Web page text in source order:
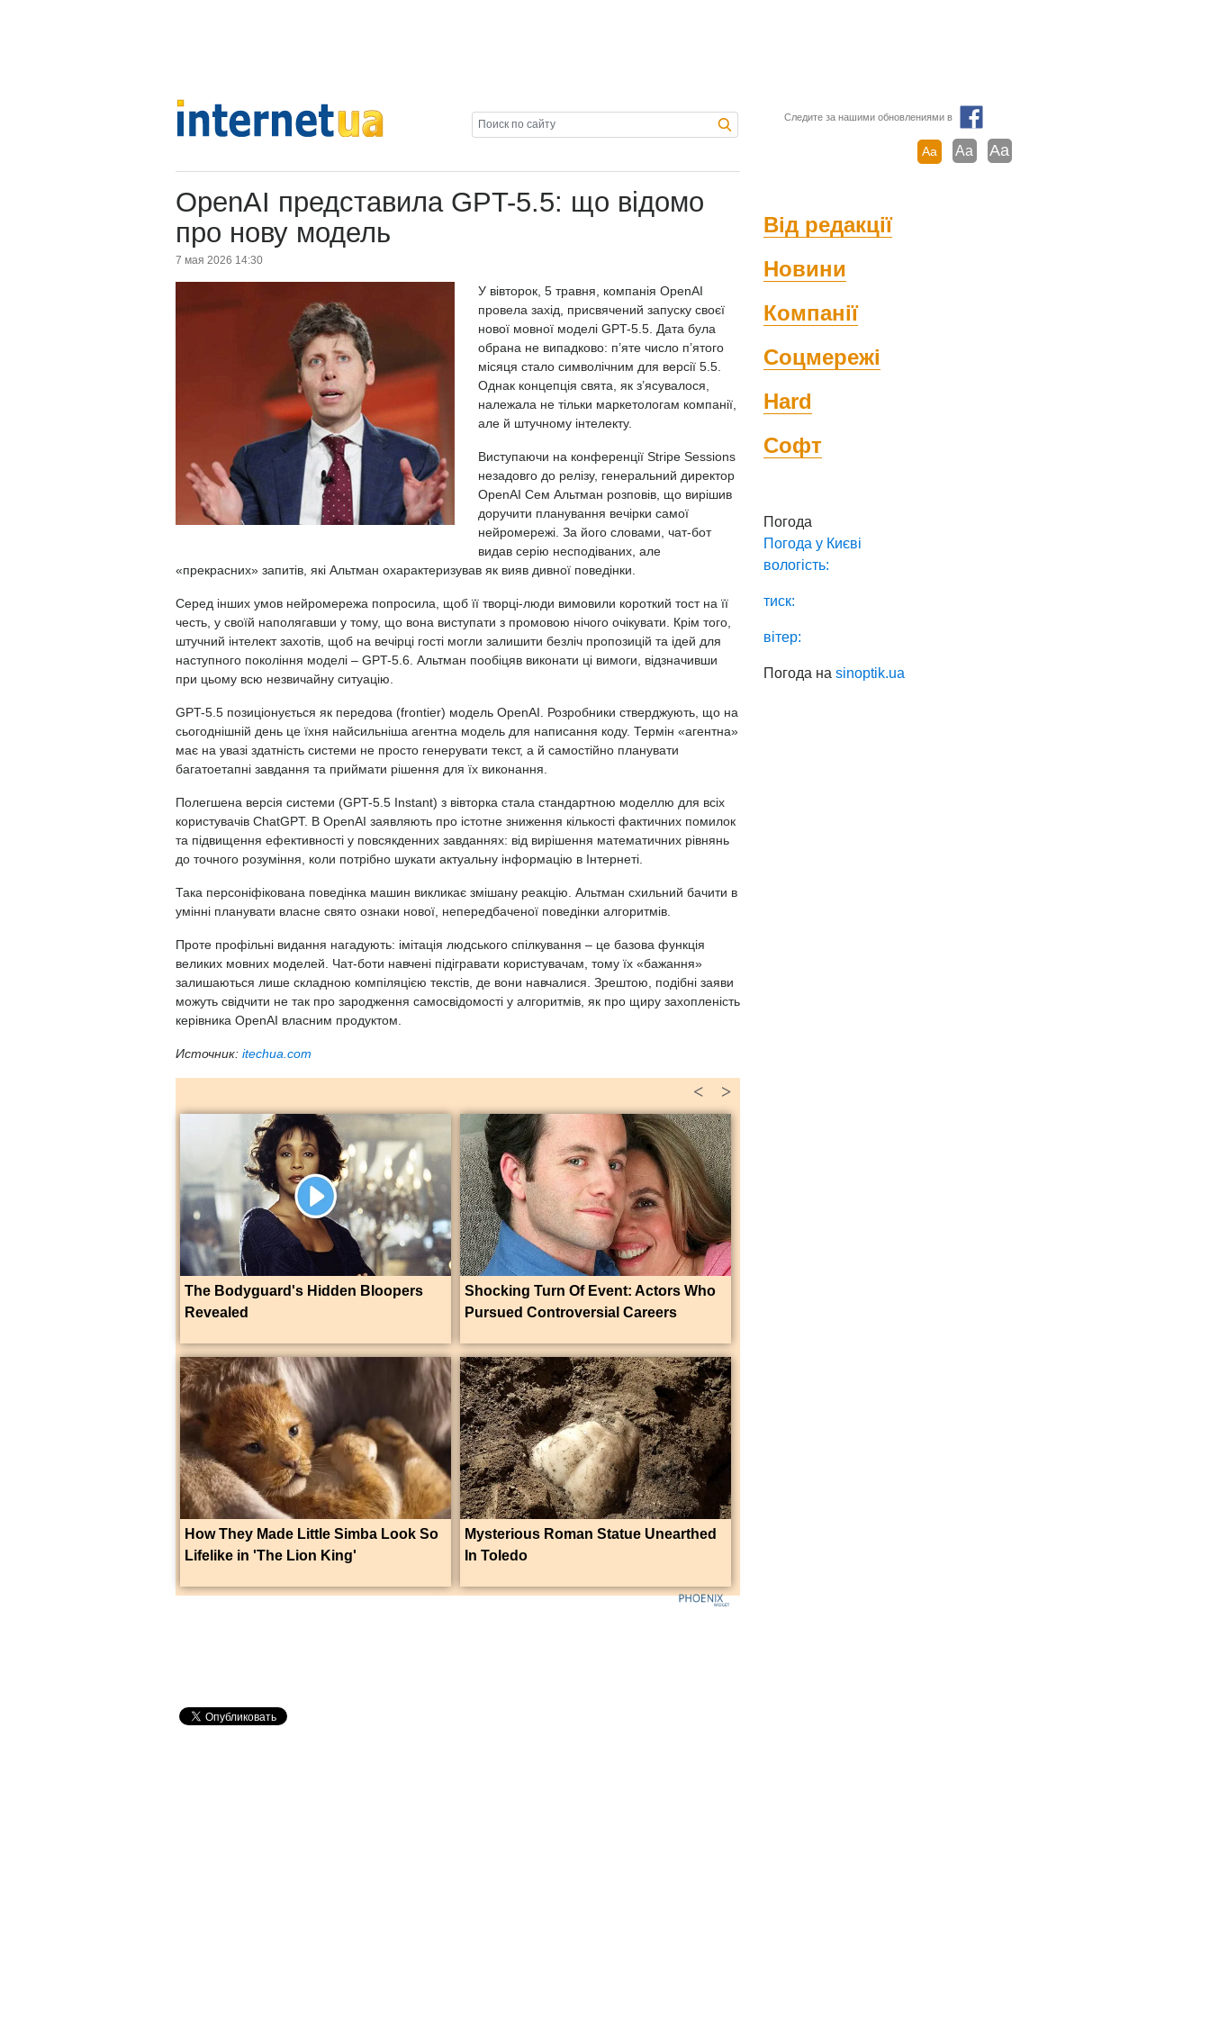
Следите за нашими обновлениями в
Aa Aa Aa
OpenAI представила GPT-5.5: що відомо
про нову модель
7 мая 2026 14:30
У вівторок, 5 травня, компанія OpenAI
провела захід, присвячений запуску своєї
нової мовної моделі GPT-5.5. Дата була
обрана не випадково: п’яте число п’ятого
місяця стало символічним для версії 5.5.
Однак концепція свята, як з’ясувалося,
належала не тільки маркетологам компанії,
але й штучному інтелекту.
Виступаючи на конференції Stripe Sessions
незадовго до релізу, генеральний директор
OpenAI Сем Альтман розповів, що вирішив
доручити планування вечірки самої
нейромережі. За його словами, чат-бот
видав серію несподіваних, але
«прекрасних» запитів, які Альтман охарактеризував як вияв дивної поведінки.
Серед інших умов нейромережа попросила, щоб її творці-люди вимовили короткий тост на її
честь, у своїй наполягавши у тому, що вона виступати з промовою нічого очікувати. Крім того,
штучний інтелект захотів, щоб на вечірці гості могли залишити безліч пропозицій та ідей для
наступного покоління моделі – GPT-5.6. Альтман пообіцяв виконати ці вимоги, відзначивши
при цьому всю незвичайну ситуацію.
GPT-5.5 позиціонується як передова (frontier) модель OpenAI. Розробники стверджують, що на
сьогоднішній день це їхня найсильніша агентна модель для написання коду. Термін «агентна»
має на увазі здатність системи не просто генерувати текст, а й самостійно планувати
багатоетапні завдання та приймати рішення для їх виконання.
Полегшена версія системи (GPT-5.5 Instant) з вівторка стала стандартною моделлю для всіх
користувачів ChatGPT. В OpenAI заявляють про істотне зниження кількості фактичних помилок
та підвищення ефективності у повсякденних завданнях: від вирішення математичних рівнянь
до точного розуміння, коли потрібно шукати актуальну інформацію в Інтернеті.
Така персоніфікована поведінка машин викликає змішану реакцію. Альтман схильний бачити в
умінні планувати власне свято ознаки нової, непередбаченої поведінки алгоритмів.
Проте профільні видання нагадують: імітація людського спілкування – це базова функція
великих мовних моделей. Чат-боти навчені підігравати користувачам, тому їх «бажання»
залишаються лише складною компіляцією текстів, де вони навчалися. Зрештою, подібні заяви
можуть свідчити не так про зародження самосвідомості у алгоритмів, як про щиру захопленість
керівника OpenAI власним продуктом.
Источник: itechua.com
>
<
The Bodyguard's Hidden Bloopers
Revealed
Shocking Turn Of Event: Actors Who
Pursued Controversial Careers
How They Made Little Simba Look So
Lifelike in 'The Lion King'
Mysterious Roman Statue Unearthed
In Toledo
Від редакції
Новини
Компанії
Соцмережі
Hard
Софт
Погода
Погода у Києві
вологість:
тиск:
вітер:
Погода наsinoptik.ua